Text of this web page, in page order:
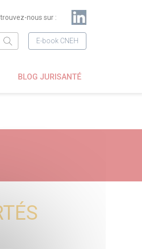
nous sur :
E-book CNEH
BLOG JURISANTÉ